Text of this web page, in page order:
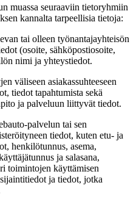
muassa seuraaviin tietoryhmiin
kannalta tarpeellisia tietoja:
tai olleen työnantajayhteisön
(osoite, sähköpostiosoite,
nimi ja yhteystiedot.
väliseen asiakassuhteeseen
tiedot tapahtumista sekä
ja palveluun liittyvät tiedot.
palvelun tai sen
tiedot, kuten etu- ja
henkilötunnus, asema,
ja salasana,
toimintojen käyttämisen
ja tiedot, jotka